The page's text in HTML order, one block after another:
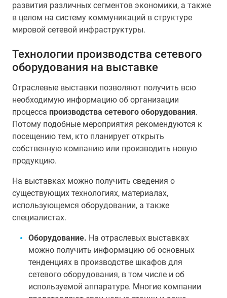
развития различных сегментов экономики, а также
в целом на систему коммуникаций в структуре
мировой сетевой инфраструктуры.
Технологии производства сетевого
оборудования на выставке
Отраслевые выставки позволяют получить всю
необходимую информацию об организации
процесса производства сетевого оборудования.
Потому подобные мероприятия рекомендуются к
посещению тем, кто планирует открыть
собственную компанию или производить новую
продукцию.
На выставках можно получить сведения о
существующих технологиях, материалах,
использующемся оборудовании, а также
специалистах.
Оборудование. На отраслевых выставках
можно получить информацию об основных
тенденциях в производстве шкафов для
сетевого оборудования, в том числе и об
используемой аппаратуре. Многие компании